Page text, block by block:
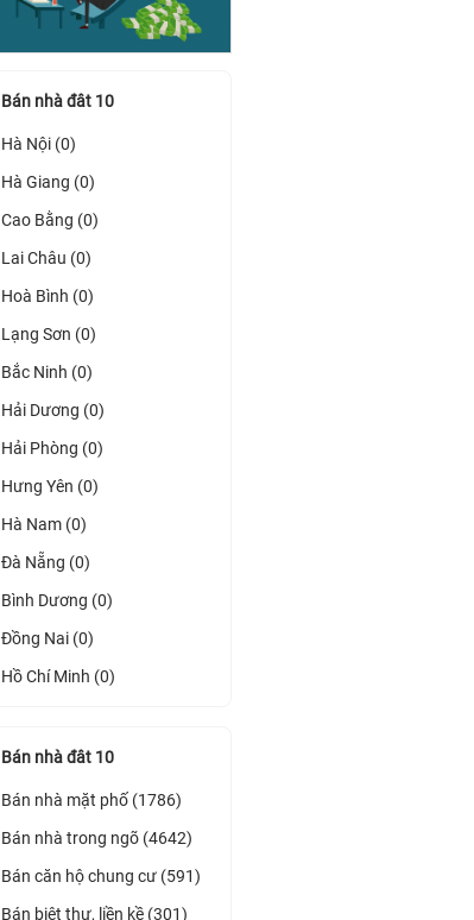
Bán nhà đât 10
Hà Nội (0)
Hà Giang (0)
Cao Bằng (0)
Lai Châu (0)
Hoà Bình (0)
Lạng Sơn (0)
Bắc Ninh (0)
Hải Dương (0)
Hải Phòng (0)
Hưng Yên (0)
Hà Nam (0)
Đà Nẵng (0)
Bình Dương (0)
Đồng Nai (0)
Hồ Chí Minh (0)
Bán nhà đât 10
Bán nhà mặt phố (1786)
Bán nhà trong ngõ (4642)
Bán căn hộ chung cư (591)
Bán biệt thự, liền kề (301)